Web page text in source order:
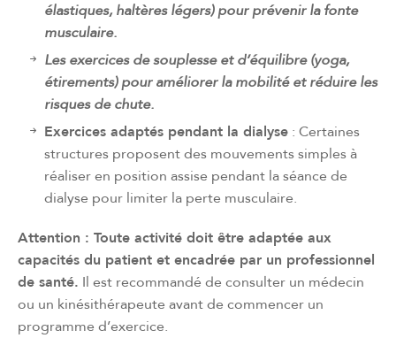
élastiques, haltères légers) pour prévenir la fonte
musculaire.
Les exercices de souplesse et d’équilibre (yoga,
étirements) pour améliorer la mobilité et réduire les
risques de chute.
Exercices adaptés pendant la dialyse : Certaines
structures proposent des mouvements simples à
réaliser en position assise pendant la séance de
dialyse pour limiter la perte musculaire.
Attention : Toute activité doit être adaptée aux
capacités du patient et encadrée par un professionnel
de santé. Il est recommandé de consulter un médecin
ou un kinésithérapeute avant de commencer un
programme d’exercice.